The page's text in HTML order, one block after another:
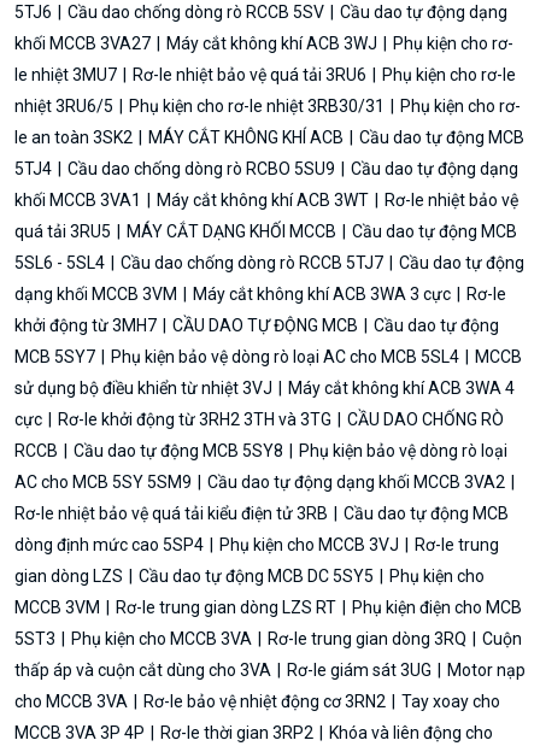
5TJ6
Cầu dao chống dòng rò RCCB 5SV
Cầu dao tự động dạng
khối MCCB 3VA27
Máy cắt không khí ACB 3WJ
Phụ kiện cho rơ-
le nhiệt 3MU7
Rơ-le nhiệt bảo vệ quá tải 3RU6
Phụ kiện cho rơ-le
nhiệt 3RU6/5
Phụ kiện cho rơ-le nhiệt 3RB30/31
Phụ kiện cho rơ-
le an toàn 3SK2
MÁY CẮT KHÔNG KHÍ ACB
Cầu dao tự động MCB
5TJ4
Cầu dao chống dòng rò RCBO 5SU9
Cầu dao tự động dạng
khối MCCB 3VA1
Máy cắt không khí ACB 3WT
Rơ-le nhiệt bảo vệ
quá tải 3RU5
MÁY CẮT DẠNG KHỐI MCCB
Cầu dao tự động MCB
5SL6 - 5SL4
Cầu dao chống dòng rò RCCB 5TJ7
Cầu dao tự động
dạng khối MCCB 3VM
Máy cắt không khí ACB 3WA 3 cực
Rơ-le
khởi động từ 3MH7
CẦU DAO TỰ ĐỘNG MCB
Cầu dao tự động
MCB 5SY7
Phụ kiện bảo vệ dòng rò loại AC cho MCB 5SL4
MCCB
sử dụng bộ điều khiển từ nhiệt 3VJ
Máy cắt không khí ACB 3WA 4
cực
Rơ-le khởi động từ 3RH2 3TH và 3TG
CẦU DAO CHỐNG RÒ
RCCB
Cầu dao tự động MCB 5SY8
Phụ kiện bảo vệ dòng rò loại
AC cho MCB 5SY 5SM9
Cầu dao tự động dạng khối MCCB 3VA2
Rơ-le nhiệt bảo vệ quá tải kiểu điện tử 3RB
Cầu dao tự động MCB
dòng định mức cao 5SP4
Phụ kiện cho MCCB 3VJ
Rơ-le trung
gian dòng LZS
Cầu dao tự động MCB DC 5SY5
Phụ kiện cho
MCCB 3VM
Rơ-le trung gian dòng LZS RT
Phụ kiện điện cho MCB
5ST3
Phụ kiện cho MCCB 3VA Rơ-le trung gian dòng 3RQ
Cuộn
thấp áp và cuộn cắt dùng cho 3VA
Rơ-le giám sát 3UG
Motor nạp
cho MCCB 3VA
Rơ-le bảo vệ nhiệt động cơ 3RN2
Tay xoay cho
MCCB 3VA 3P 4P
Rơ-le thời gian 3RP2
Khóa và liên động cho